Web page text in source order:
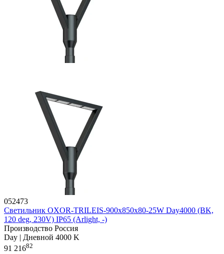
052473
Светильник OXOR-TRILEIS-900x850х80-25W Day4000 (BK,
120 deg, 230V) IP65 (Arlight, -)
Производство Россия
Day | Дневной 4000 K
91 21682